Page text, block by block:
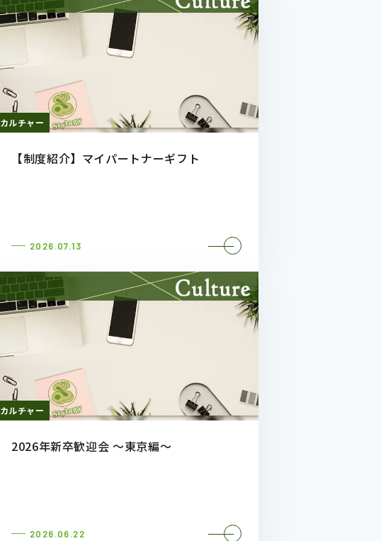
カルチャー
【制度紹介】マイパートナーギフト
2026.07.13
カルチャー
2026年新卒歓迎会 ～東京編～
2026.06.22